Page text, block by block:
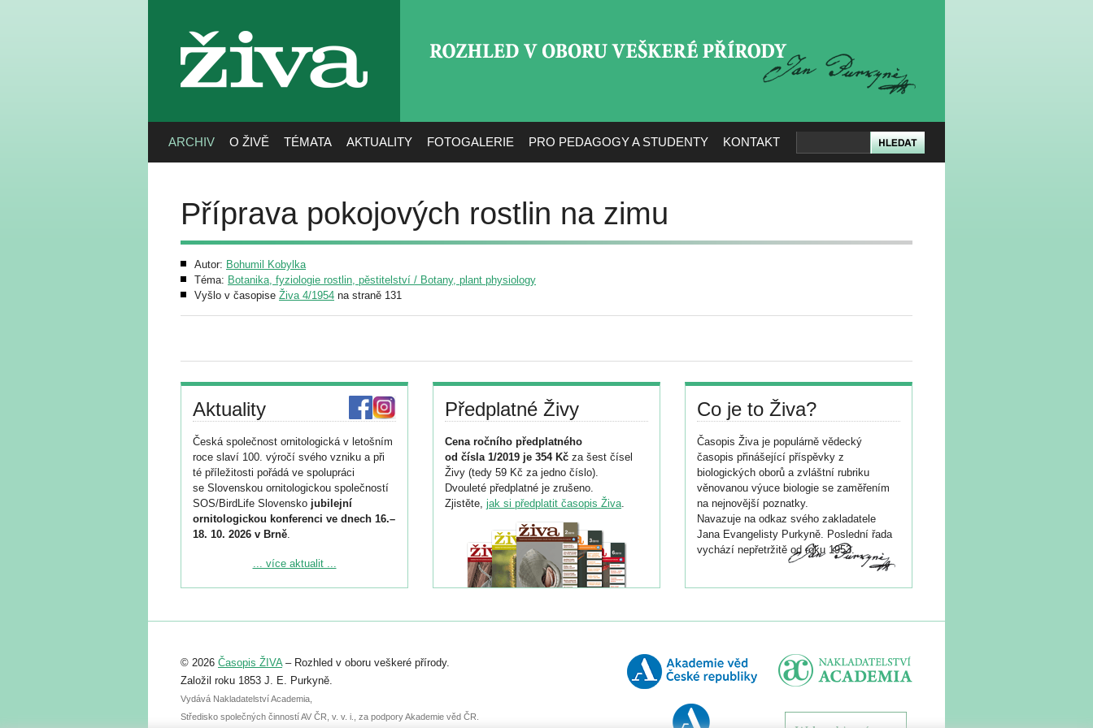
živa
ARCHIV O ŽIVĚ TÉMATA AKTUALITY FOTOGALERIE PRO PEDAGOGY A STUDENTY KONTAKT
Příprava pokojových rostlin na zimu
Autor: Bohumil Kobylka
Téma: Botanika, fyziologie rostlin, pěstitelství / Botany, plant physiology
Vyšlo v časopise Živa 4/1954 na straně 131
Aktuality
Česká společnost ornitologická v letošním
roce slaví 100. výročí svého vzniku a při
té příležitosti pořádá ve spolupráci
se Slovenskou ornitologickou společností
SOS/BirdLife Slovensko jubilejní
ornitologickou konferenci ve dnech 16.–
18. 10. 2026 v Brně.
Podrobnější informace ke konferenci
Registrovat se můžete do 6. září.
abstraktu přihlášené přednášky nebo
posteru je už 30. června.
... více aktualit ...
Předplatné Živy
Cena ročního předplatného
od čísla 1/2019 je 354 Kč za šest čísel
Živy (tedy 59 Kč za jedno číslo).
Dvouleté předplatné je zrušeno.
Zjistěte, jak si předplatit časopis Živa.
Co je to Živa?
Časopis Živa je populárně vědecký
časopis přinášející příspěvky z
biologických oborů a zvláštní rubriku
věnovanou výuce biologie se zaměřením
na nejnovější poznatky.
Navazuje na odkaz svého zakladatele
Jana Evangelisty Purkyně. Poslední řada
vychází nepřetržitě od roku 1953.
© 2026 Časopis ŽIVA– Rozhled v oboru veškeré přírody.
Založil roku 1853 J. E. Purkyně.
Vydává Nakladatelství Academia,
Středisko společných činností AV ČR, v. v. i., za podpory Akademie věd ČR.